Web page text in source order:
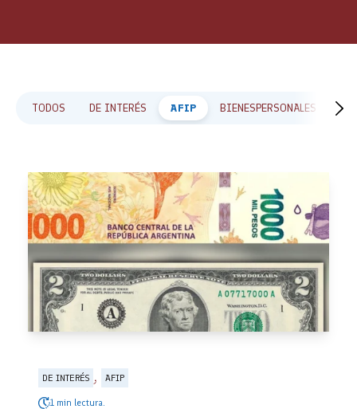
TODOS DE INTERÉS AFIP BIENESPERSONALES
DE INTERÉS , AFIP
1 min lectura.